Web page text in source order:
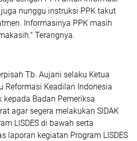
nunggu instruksi PPK takut
Informasinya PPK masih
Terangnya.
Tb. Aujani selaku Ketua
Reformasi Keadilan Indonesia
kepada Badan Pemeriksa
agar segera melakukan SIDAK
LISDES di bawah serta
laporan kegiatan Program LISDES